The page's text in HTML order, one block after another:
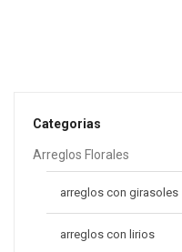
Categorias
Arreglos Florales
arreglos con girasoles
arreglos con lirios